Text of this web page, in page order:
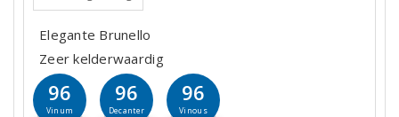
Elegante Brunello
Zeer kelderwaardig
96
Vinum
96
Decanter
96
Vinous